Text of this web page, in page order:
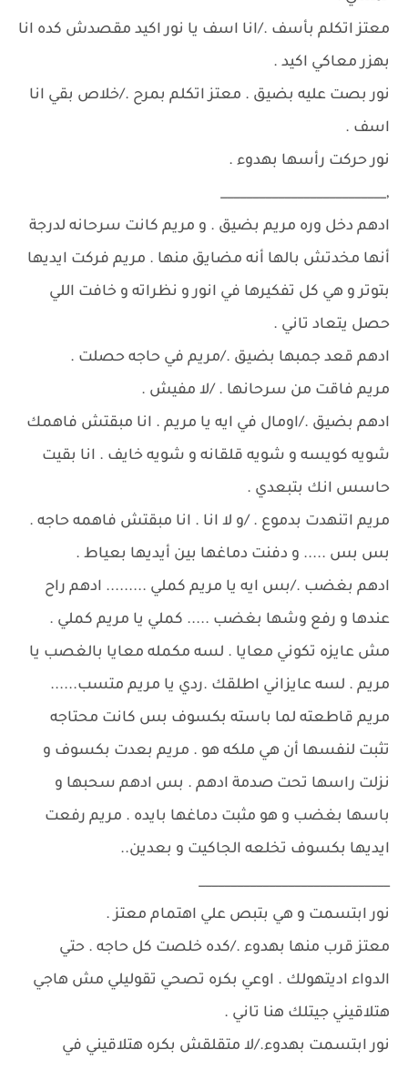
معتز اتكلم بأسف ./انا اسف يا نور اكيد مقصدش كده انا
بهزر معاكي اكيد .
نور بصت عليه بضيق . معتز اتكلم بمرح ./خلاص بقي انا
اسف .
نور حركت رأسها بهدوء .
,__________________________
ادهم دخل وره مريم بضيق . و مريم كانت سرحانه لدرجة
أنها مخدتش بالها أنه مضايق منها . مريم فركت ايديها
بتوتر و هي كل تفكيرها في انور و نظراته و خافت اللي
حصل يتعاد تاني .
ادهم قعد جمبها بضيق ./مريم في حاجه حصلت .
مريم فاقت من سرحانها . /لا مفيش .
ادهم بضيق ./اومال في ايه يا مريم . انا مبقتش فاهمك
شويه كويسه و شويه قلقانه و شويه خايف . انا بقيت
حاسس انك بتبعدي .
مريم اتنهدت بدموع . /و لا انا . انا مبقتش فاهمه حاجه .
بس بس ..... و دفنت دماغها بين أيديها بعياط .
ادهم بغضب ./بس ايه يا مريم كملي ......... ادهم راح
عندها و رفع وشها بغضب ..... كملي يا مريم كملي .
مش عايزه تكوني معايا . لسه مكمله معايا بالغصب يا
مريم . لسه عايزاني اطلقك .ردي يا مريم متسب......
مريم قاطعته لما باسته بكسوف بس كانت محتاجه
تثبت لنفسها أن هي ملكه هو . مريم بعدت بكسوف و
نزلت راسها تحت صدمة ادهم . بس ادهم سحبها و
باسها بغضب و هو مثبت دماغها بايده . مريم رفعت
ايديها بكسوف تخلعه الجاكيت و بعدين..
______________________________
نور ابتسمت و هي بتبص علي اهتمام معتز .
معتز قرب منها بهدوء ./كده خلصت كل حاجه . حتي
الدواء اديتهولك . اوعي بكره تصحي تقوليلي مش هاجي
هتلاقيني جيتلك هنا تاني .
نور ابتسمت بهدوء./لا متقلقش بكره هتلاقيني في